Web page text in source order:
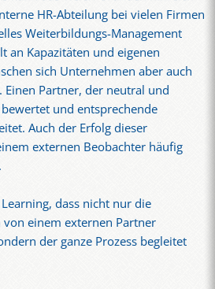
HR-Abteilung bei vielen Firmen
Weiterbildungs-Management
an Kapazitäten und eigenen
sich Unternehmen aber auch
Partner, der neutral und
und entsprechende
Auch der Erfolg dieser
externen Beobachter häufig
dass nicht nur die
einem externen Partner
der ganze Prozess begleitet